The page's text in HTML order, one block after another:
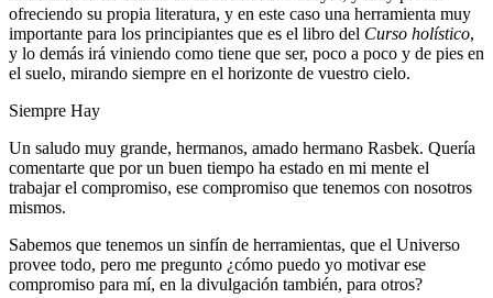
ofreciendo su propia literatura, y en este caso una herramienta muy
importante para los principiantes que es el libro del Curso holístico,
y lo demás irá viniendo como tiene que ser, poco a poco y de pies en
el suelo, mirando siempre en el horizonte de vuestro cielo.
Siempre Hay
Un saludo muy grande, hermanos, amado hermano Rasbek. Quería
comentarte que por un buen tiempo ha estado en mi mente el
trabajar el compromiso, ese compromiso que tenemos con nosotros
mismos.
Sabemos que tenemos un sinfín de herramientas, que el Universo
provee todo, pero me pregunto ¿cómo puedo yo motivar ese
compromiso para mí, en la divulgación también, para otros?